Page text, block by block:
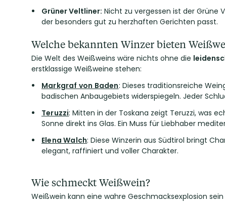
Grüner Veltliner: Nicht zu vergessen ist der Grüne
der besonders gut zu herzhaften Gerichten passt.
Welche bekannten Winzer bieten
Die Welt des Weißweins wäre nichts ohne die
erstklassige Weißweine stehen:
Markgraf von Baden: Dieses traditionsreiche
badischen Anbaugebiets widerspiegeln. Jeder
Teruzzi: Mitten in der Toskana zeigt Teruzzi, was
Sonne direkt ins Glas. Ein Muss für Liebhaber
Elena Walch: Diese Winzerin aus Südtirol bringt
elegant, raffiniert und voller Charakter.
Wie schmeckt Weißwein?
Weißwein kann eine wahre Geschmacksexplosion